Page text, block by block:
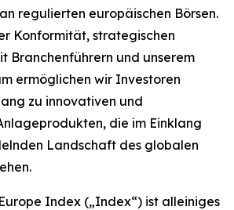
regulierten europäischen Börsen.
Konformität, strategischen
Branchenführern und unserem
ermöglichen wir Investoren
zu innovativen und
die im Einklang
Landschaft des globalen
Index („Index“) ist alleiniges